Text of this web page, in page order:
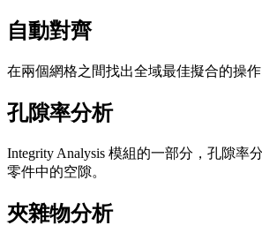
自動對齊
在兩個網格之間找出全域最佳擬合的操作
孔隙率分析
Integrity Analysis 模組的一部分，孔隙率
零件中的空隙。
夾雜物分析